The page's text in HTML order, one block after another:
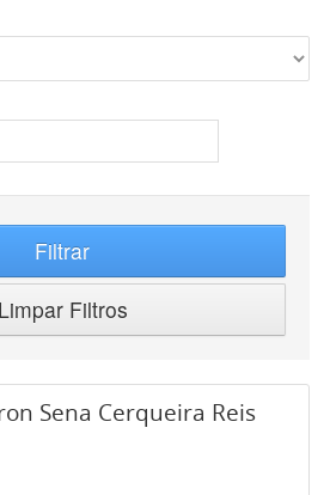
Filtrar
Limpar Filtros
Sena Cerqueira Reis